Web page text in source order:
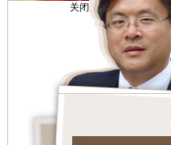
关闭